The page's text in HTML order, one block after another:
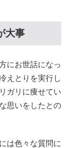
大事
にお世話になっ
えとりを実行し
ガリに痩せてい
思いをしたとの
は色々な質問に